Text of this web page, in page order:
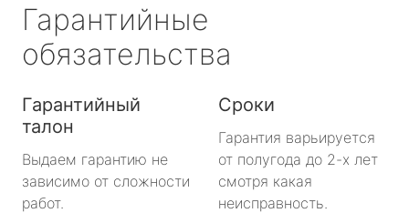
Гарантийные
обязательства
Гарантийный
талон
Выдаем гарантию не
зависимо от сложности
работ.
Сроки
Гарантия варьируется
от полугода до 2-х лет
смотря какая
неисправность.